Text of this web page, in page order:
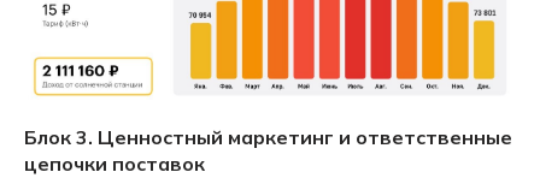
Блок 3. Ценностный маркетинг и ответственные
цепочки поставок